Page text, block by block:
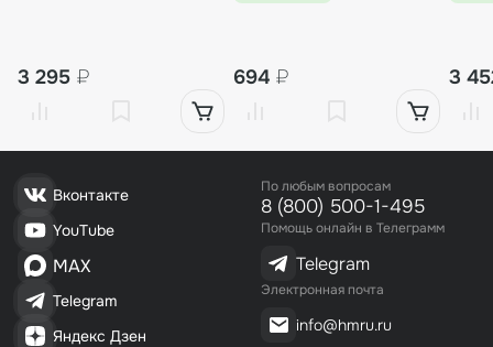
3 295 ₽ 694 ₽ 3
Вконтакте
YouTube
MAX
Telegram
Яндекс Дзен
По любым вопросам
8 (800) 500-1-495
Помощь онлайн в Телеграмм
Telegram
Электронная почта
info@hmru.ru